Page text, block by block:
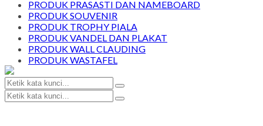
PRODUK PRASASTI DAN NAMEBOARD
PRODUK SOUVENIR
PRODUK TROPHY PIALA
PRODUK VANDEL DAN PLAKAT
PRODUK WALL CLAUDING
PRODUK WASTAFEL